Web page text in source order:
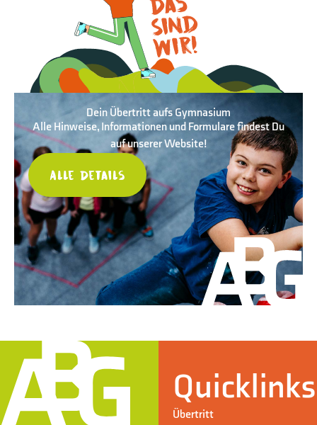
Dein Übertrittaufs Gymnasium
Alle Hinweise, Informationen und Formulare findest Du
auf unserer Website!
Alle Details
Quicklinks
Übertritt